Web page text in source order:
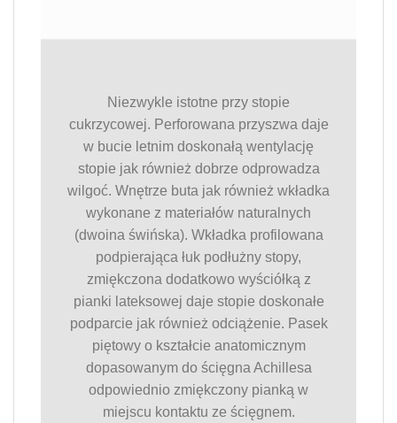
Niezwykle istotne przy stopie
cukrzycowej. Perforowana przyszwa daje
w bucie letnim doskonałą wentylację
stopie jak również dobrze odprowadza
wilgoć. Wnętrze buta jak również wkładka
wykonane z materiałów naturalnych
(dwoina świńska). Wkładka profilowana
podpierająca łuk podłużny stopy,
zmiękczona dodatkowo wyściółką z
pianki lateksowej daje stopie doskonałe
podparcie jak również odciążenie. Pasek
piętowy o kształcie anatomicznym
dopasowanym do ścięgna Achillesa
odpowiednio zmiękczony pianką w
miejscu kontaktu ze ścięgnem.